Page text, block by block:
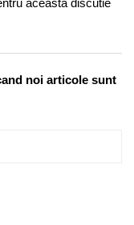
noi articole sunt